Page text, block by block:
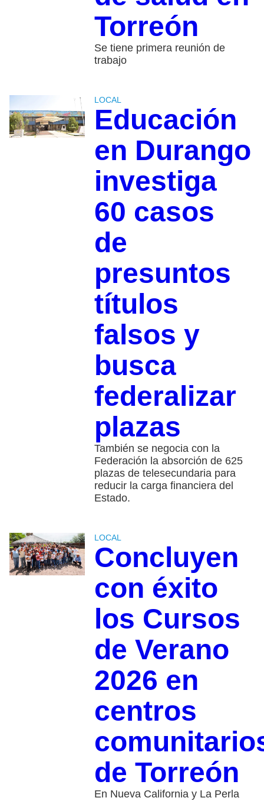
Torreón
Se tiene primera reunión de
trabajo
LOCAL
Educación
en Durango
investiga
60 casos
de
presuntos
títulos
falsos y
busca
federalizar
plazas
También se negocia con la
Federación la absorción de 625
plazas de telesecundaria para
reducir la carga financiera del
Estado.
LOCAL
Concluyen
con éxito
los Cursos
de Verano
2026 en
centros
de Torreón
En Nueva California y La Perla